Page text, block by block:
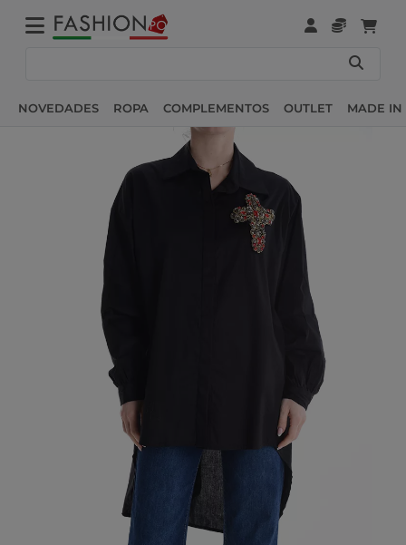
NOVEDADES ROPA COMPLEMENTOS OUTLET MADE IN